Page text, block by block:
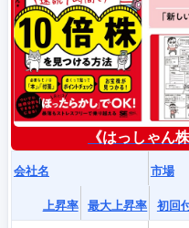
《はっしゃん
会社名 市場
上昇率 最大上昇率 初回